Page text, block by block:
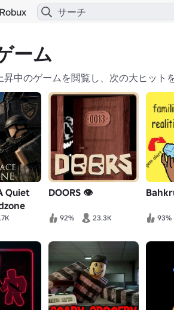
Robux
ーム
中のゲームを閲覧し、次の大ヒット
Quiet
DOORS 👁️
92% 23.3K 93%